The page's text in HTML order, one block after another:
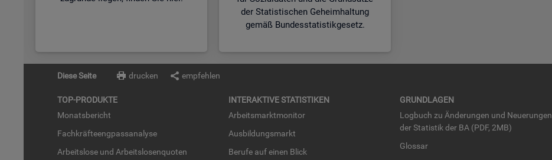
der Statistischen Geheimhaltung
gemäß Bundesstatistikgesetz.
Diese Seite drucken empfehlen
TOP-PRO­DUK­TE
Mo­nats­be­richt
Fach­kräf­te­eng­pass­ana­ly­se
Ar­beits­lo­se und Ar­beits­lo­sen­quo­ten
IN­TER­AK­TI­VE STA­TIS­TI­KEN
Ar­beits­markt­mo­ni­tor
Aus­bil­dungs­markt
Be­ru­fe auf einen Blick
GRUND­LA­GEN
Log­buch zu Än­de­run­gen und Neue­run­gen
der Sta­tis­tik der BA (PDF, 2MB)
Glos­sar